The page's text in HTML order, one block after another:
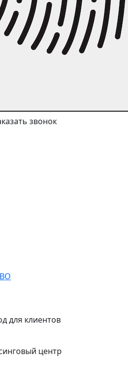
звонок
для клиентов
центр